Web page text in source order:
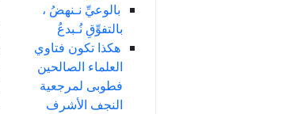
بالوعيِّ نـنهضُ ،
بالتفوِّقِ نُـبدعُ
هكذا تكون فتاوي
العلماء الصالحين
فطوبى لمرجعية
النجف الأشرف